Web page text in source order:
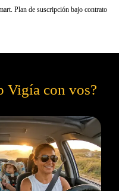
Plan de suscripción bajo contrato
Vigía con vos?